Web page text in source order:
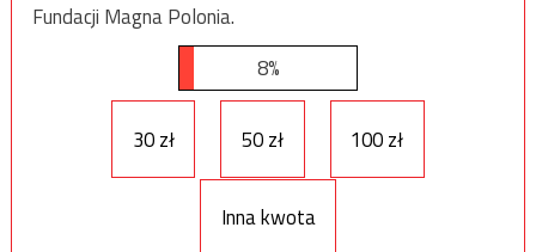
Fundacji Magna Polonia.
8%
30 zł 50 zł 100 zł
Inna kwota